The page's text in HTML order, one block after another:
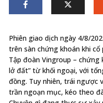
Phiên giao dịch ngày 4/8/
trên sàn chứng khoán khi cổ
Tập đoàn Vingroup –
lở đất” từ khối ngoại, với
đồng. Tuy nhiên, trái ngược
trần ngoạn mục, kéo theo